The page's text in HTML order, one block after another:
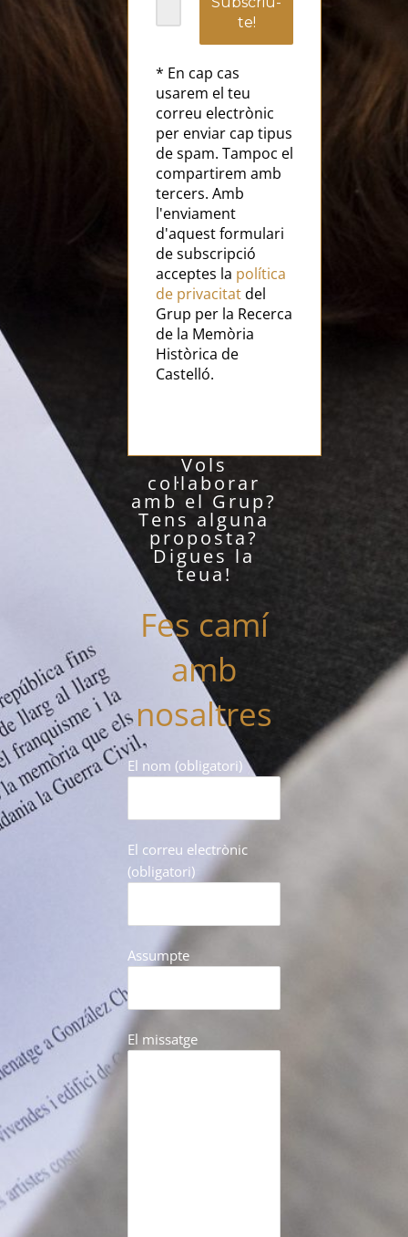
* En cap cas
usarem el teu
correu electrònic
per enviar cap tipus
de spam. Tampoc el
compartirem amb
tercers. Amb
l'enviament
d'aquest formulari
de subscripció
acceptes la política
de privacitatdel
Grup per la Recerca
de la Memòria
Històrica de
Castelló.
Vols
col·laborar
amb el Grup?
Tens alguna
proposta?
Digues la
teua!
Fes camí
amb
nosaltres
El nom (obligatori)
El correu electrònic
(obligatori)
Assumpte
El missatge